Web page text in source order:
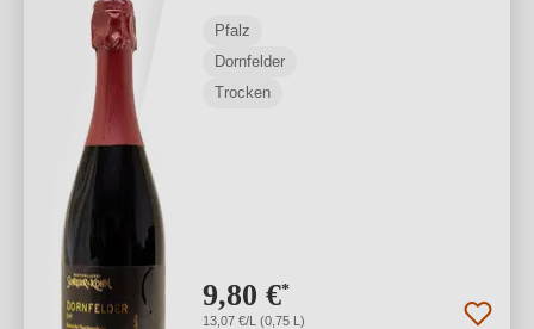
Pfalz
Dornfelder
Trocken
9,80 €*
13,07 €/L (0,75 L)